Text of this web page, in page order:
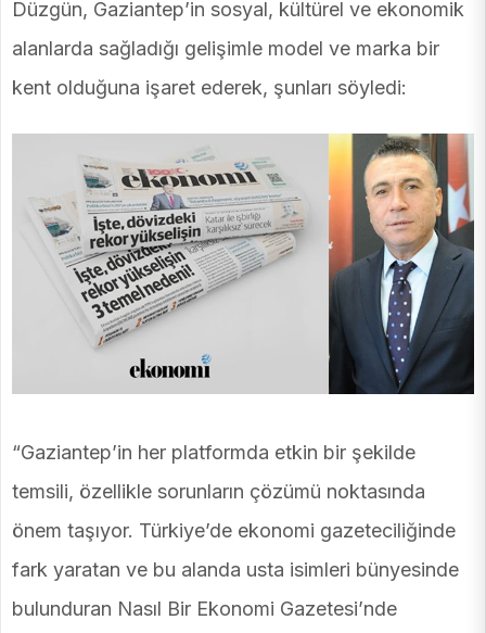
Düzgün, Gaziantep’in sosyal, kültürel ve ekonomik
alanlarda sağladığı gelişimle model ve marka bir
kent olduğuna işaret ederek, şunları söyledi:
“Gaziantep’in her platformda etkin bir şekilde
temsili, özellikle sorunların çözümü noktasında
önem taşıyor. Türkiye’de ekonomi gazeteciliğinde
fark yaratan ve bu alanda usta isimleri bünyesinde
bulunduran Nasıl Bir Ekonomi Gazetesi’nde